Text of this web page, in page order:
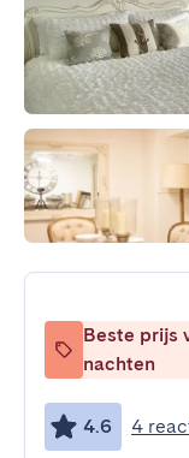
Beste prijs
nachten
4.6 4